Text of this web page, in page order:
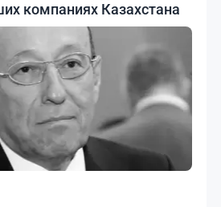
компаниях Казахстана